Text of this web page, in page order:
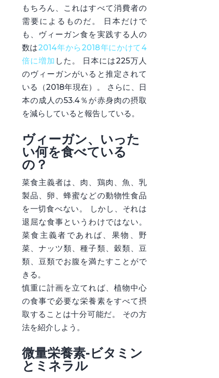
もちろん、これはすべて消費者の
需要によるものだ。 日本だけで
も、ヴィーガン食を実践する人の
数は2014年から2018年にかけて4
倍に増加 した。 日本には225万人
のヴィーガンがいると推定されて
いる（2018年現在）。 さらに、日
本の成人の53.4％が赤身肉の摂取
を減らしていると報告している。
ヴィーガン、いった
い何を食べている
の？
菜食主義者は、肉、鶏肉、魚、乳
製品、卵、蜂蜜などの動物性食品
を一切食べない。 しかし、それは
退屈な食事というわけではない。
菜食主義者であれば、果物、野
菜、ナッツ類、種子類、穀類、豆
類、豆類でお腹を満たすことがで
きる。
慎重に計画を立てれば、植物中心
の食事で必要な栄養素をすべて摂
取することは十分可能だ。 その方
法を紹介しよう。
微量栄養素-ビタミン
とミネラル